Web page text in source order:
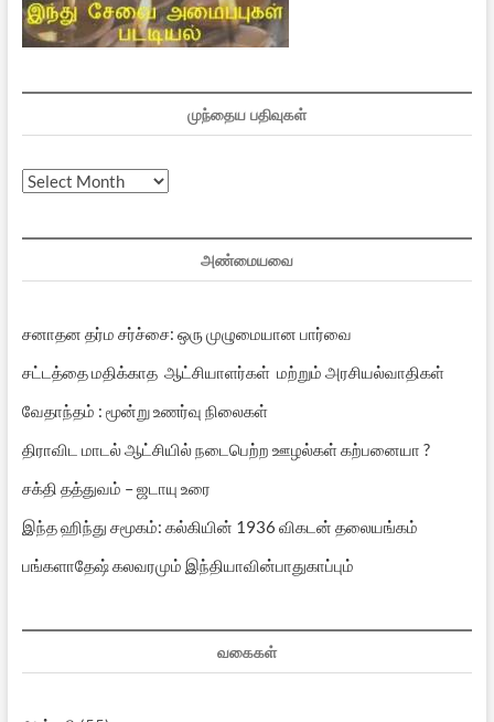
முந்தைய பதிவுகள்
முந்தைய
அண்மையவை
சனாதன தர்ம சர்ச்சை: ஒரு முழுமையான பார்வை
சட்டத்தை மதிக்காத ஆட்சியாளர்கள் மற்றும் அரசியல்வாதிகள்
வேதாந்தம் : மூன்று உணர்வு நிலைகள்
திராவிட மாடல் ஆட்சியில் நடைபெற்ற ஊழல்கள் கற்பனையா ?
சக்தி தத்துவம் – ஜடாயு உரை
இந்த ஹிந்து சமூகம்: கல்கியின் 1936 விகடன் தலையங்கம்
பங்களாதேஷ் கலவரமும் இந்தியாவின்பாதுகாப்பும்
வகைகள்